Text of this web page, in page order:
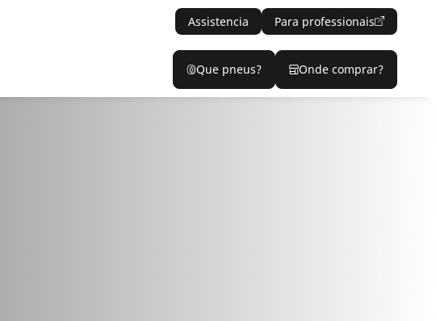
Assistencia Para professionais
Que pneus? Onde comprar?